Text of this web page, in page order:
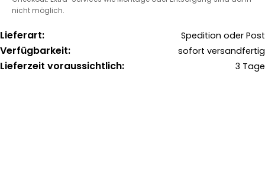
nicht möglich.
Lieferart: Spedition oder Post
Verfügbarkeit: sofort versandfertig
Lieferzeit voraussichtlich: 3 Tage